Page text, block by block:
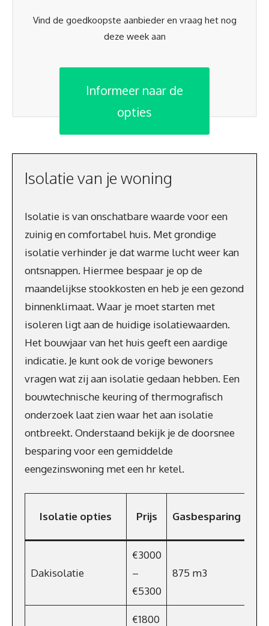
Vind de goedkoopste aanbieder en vraag het nog
deze week aan
Informeer naar de
opties
Isolatie van je woning
Isolatie is van onschatbare waarde voor een
zuinig en comfortabel huis. Met grondige
isolatie verhinder je dat warme lucht weer kan
ontsnappen. Hiermee bespaar je op de
maandelijkse stookkosten en heb je een gezond
binnenklimaat. Waar je moet starten met
isoleren ligt aan de huidige isolatiewaarden.
Het bouwjaar van het huis geeft een aardige
indicatie. Je kunt ook de vorige bewoners
vragen wat zij aan isolatie gedaan hebben. Een
bouwtechnische keuring of thermografisch
onderzoek laat zien waar het aan isolatie
ontbreekt. Onderstaand bekijk je de doorsnee
besparing voor een gemiddelde
eengezinswoning met een hr ketel.
Isolatie opties Prijs Gasbesparing
Dakisolatie
€3000
–
€5300
875 m3
€1800